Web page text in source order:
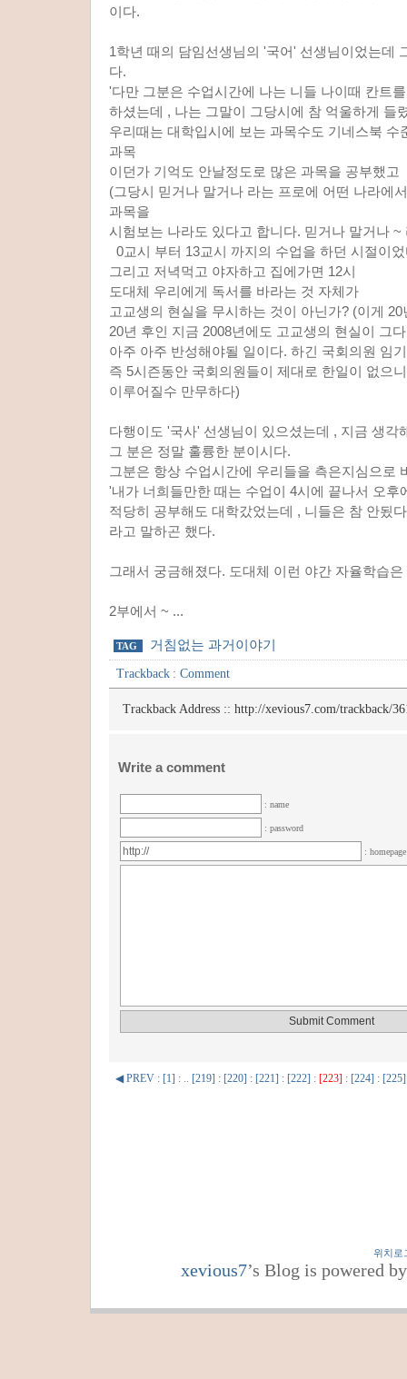
이다.
1학년 때의 담임선생님의 '국어' 선생님이었는데
다.
'다만 그분은 수업시간에 나는 니들 나이때 칸트
하셨는데 , 나는 그말이 그당시에 참 억울하게 들
우리때는 대학입시에 보는 과목수도 기네스북
과목
이던가 기억도 안날정도로 많은 과목을 공부했고
(그당시 믿거나 말거나 라는 프로에 어떤 나라에
과목을
시험보는 나라도 있다고 합니다. 믿거나 말거나 ~
0교시 부터 13교시 까지의 수업을 하던 시절이
그리고 저녁먹고 야자하고 집에가면 12시
도대체 우리에게 독서를 바라는 것 자체가
고교생의 현실을 무시하는 것이 아닌가? (이게
20년 후인 지금 2008년에도 고교생의 현실이 그
아주 아주 반성해야될 일이다. 하긴 국회의원 임
즉 5시즌동안 국회의원들이 제대로 한일이 없으
이루어질수 만무하다)
다행이도 '국사' 선생님이 있으셨는데 , 지금 생각
그 분은 정말 훌륭한 분이시다.
그분은 항상 수업시간에 우리들을 측은지심으로
'내가 너희들만한 때는 수업이 4시에 끝나서 오후
적당히 공부해도 대학갔었는데 , 니들은 참 안됬
라고 말하곤 했다.
그래서 궁금해졌다. 도대체 이런 야간 자율학습
2부에서 ~ ...
TAG 거침없는 과거이야기
Trackback : Comment
Trackback Address :: http://xevious7.com/trackback/
Write a comment
: name
: password
:
◀ PREV : [1] : .. [219] : [220] : [221] : [222] : [223] : [224] : [225]
위치로
xevious7’s Blog is powered